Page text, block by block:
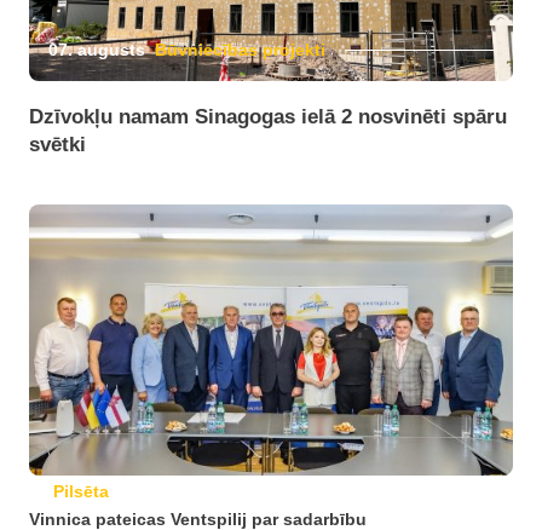
07. augusts Būvniecības projekti
Dzīvokļu namam Sinagogas ielā 2 nosvinēti spāru
svētki
Pilsēta
Vinnica pateicas Ventspilij par sadarbību